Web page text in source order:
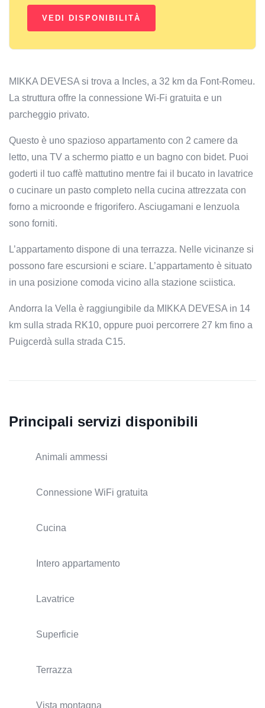
MIKKA DEVESA si trova a Incles, a 32 km da Font-Romeu.
La struttura offre la connessione Wi-Fi gratuita e un
parcheggio privato.
Questo è uno spazioso appartamento con 2 camere da
letto, una TV a schermo piatto e un bagno con bidet. Puoi
goderti il ​​tuo caffè mattutino mentre fai il bucato in lavatrice
o cucinare un pasto completo nella cucina attrezzata con
forno a microonde e frigorifero. Asciugamani e lenzuola
sono forniti.
L’appartamento dispone di una terrazza. Nelle vicinanze si
possono fare escursioni e sciare. L’appartamento è situato
in una posizione comoda vicino alla stazione sciistica.
Andorra la Vella è raggiungibile da MIKKA DEVESA in 14
km sulla strada RK10, oppure puoi percorrere 27 km fino a
Puigcerdà sulla strada C15.
Principali servizi disponibili
Animali ammessi
Connessione WiFi gratuita
Cucina
Intero appartamento
Lavatrice
Superficie
Terrazza
Vista montagna